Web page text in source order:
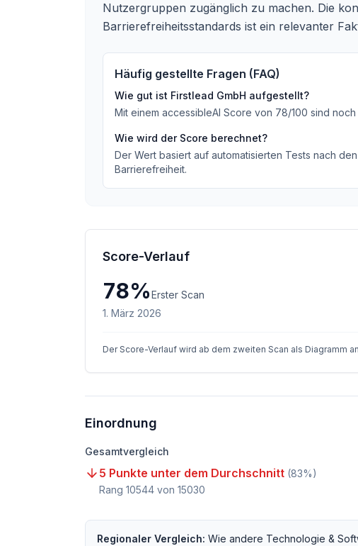
Nutzergruppen zugänglich zu machen. Die
Barrierefreiheitsstandards ist ein relevanter
Häufig gestellte Fragen (FAQ)
Wie gut ist Firstlead GmbH aufgestellt?
Mit einem accessibleAI Score von 78/100 sind
Wie wird der Score berechnet?
Der Wert basiert auf automatisierten Tests nach
Barrierefreiheit.
Score-Verlauf
78%Erster Scan
1. März 2026
Der Score-Verlauf wird ab dem zweiten Scan als Diagramm
Einordnung
Gesamtvergleich
5 Punkte unter dem Durchschnitt (83%)
Rang 10544 von 15030
Regionaler Vergleich: Wie andere Technologie &